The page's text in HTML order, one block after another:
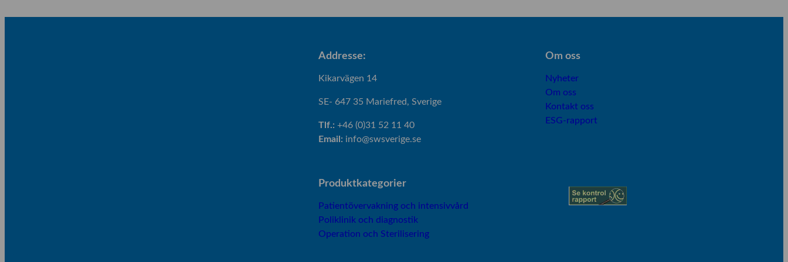
Addresse:
Kikarvägen 14
SE- 647 35 Mariefred, Sverige
Tlf.: +46 (0)31 52 11 40
Email: info@swsverige.se
Om oss
Nyheter
Om oss
Kontakt oss
ESG-rapport
Produktkategorier
Patientövervakning och intensivvård
Poliklinik och diagnostik
Operation och Sterilisering